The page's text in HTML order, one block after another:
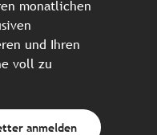
monatlichen
und Ihren
voll zu
anmelden